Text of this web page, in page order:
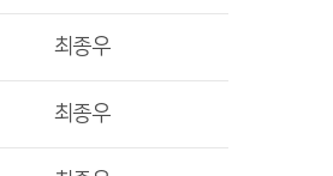
최종우
최종우